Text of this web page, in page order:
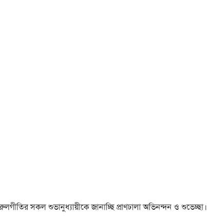
সকল শুভানুধ্যায়ীকে জানাচ্ছি প্রাণঢালা অভিনন্দন ও শুভেচ্ছা।